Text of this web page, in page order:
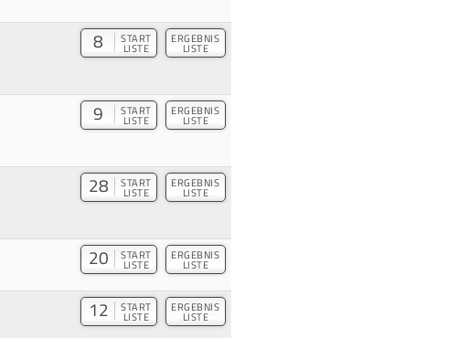
8 START
LISTE
ERGEBNIS
LISTE
9 START
LISTE
ERGEBNIS
LISTE
28 START
LISTE
ERGEBNIS
LISTE
20 START
LISTE
ERGEBNIS
LISTE
12 START
LISTE
ERGEBNIS
LISTE